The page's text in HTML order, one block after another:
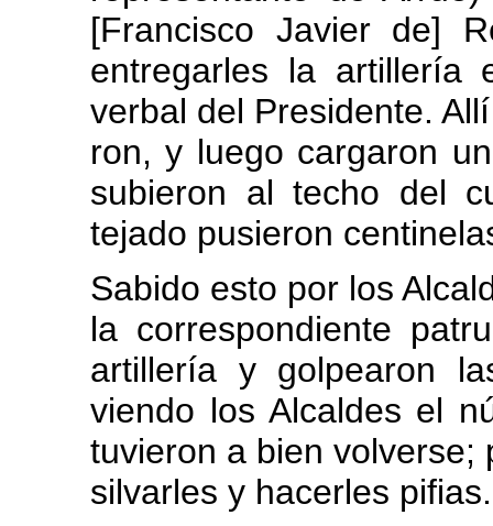
[Francisco Javier de]
entregarles la artillería
verbal del Presidente.
ron, y luego cargaron
subieron al techo del
tejado pusieron
Sabido esto por los
la correspondiente
artillería y golpearon
viendo los Alcaldes el
tuvieron a bien volverse;
silvarles y hacerles pifias.